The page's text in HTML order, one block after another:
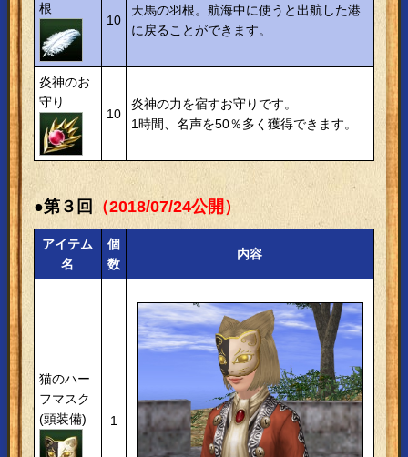
根
10
天馬の羽根。航海中に使うと出航した港
に戻ることができます。
炎神のお
守り
10
炎神の力を宿すお守りです。
1時間、名声を50％多く獲得できます。
●第３回 （2018/07/24公開）
アイテム
名
個
数
内容
猫のハー
フマスク
(頭装備)
1